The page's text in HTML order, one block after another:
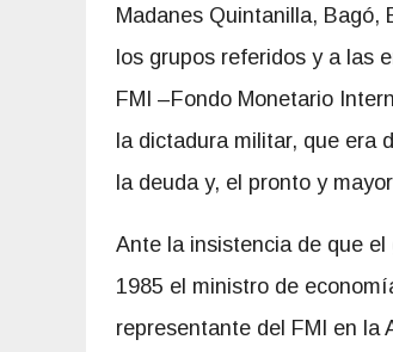
Madanes Quintanilla, Bagó,
los grupos referidos y a las
FMI –Fondo Monetario
la dictadura militar, que era
la deuda y, el pronto y
Ante la insistencia de que
1985 el ministro de
representante del FMI en la